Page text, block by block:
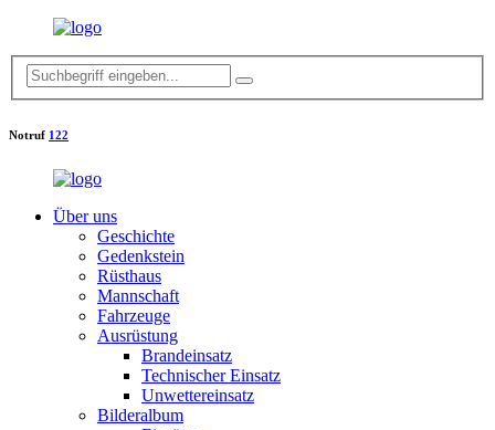
Notruf 122
Über uns
Geschichte
Gedenkstein
Rüsthaus
Mannschaft
Fahrzeuge
Ausrüstung
Brandeinsatz
Technischer Einsatz
Unwettereinsatz
Bilderalbum